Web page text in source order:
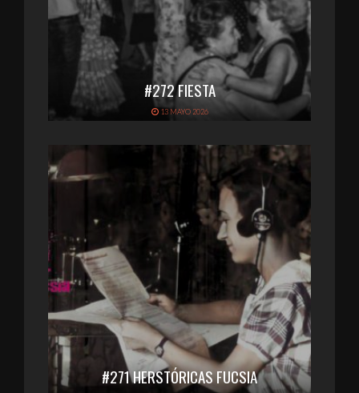
#272 FIESTA
13 MAYO 2026
#271 HERSTÓRICAS FUCSIA